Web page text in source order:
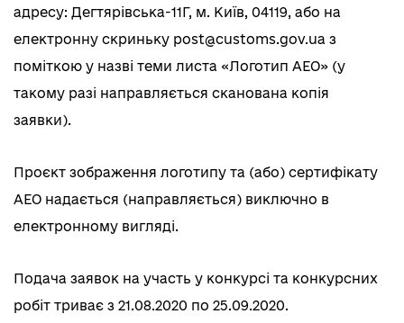
адресу: Дегтярівська-11Г, м. Київ, 04119, або на
електронну скриньку post@customs.gov.ua з
поміткою у назві теми листа «Логотип АЕО» (у
такому разі направляється сканована копія
заявки).
Проєкт зображення логотипу та (або) сертифікату
АЕО надається (направляється) виключно в
електронному вигляді.
Подача заявок на участь у конкурсі та конкурсних
робіт триває з 21.08.2020 по 25.09.2020.